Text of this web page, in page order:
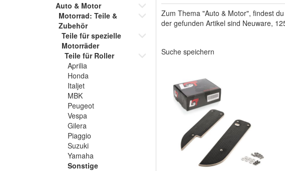
Auto & Motor
Motorrad: Teile &
Zubehör
Teile für spezielle
Motorräder
Teile für Roller
Aprilia
Honda
Italjet
MBK
Peugeot
Vespa
Gilera
Piaggio
Suzuki
Yamaha
Sonstige
Zum Thema "Auto & Motor", findest
der gefunden Artikel sind Neuware,
Suche speichern